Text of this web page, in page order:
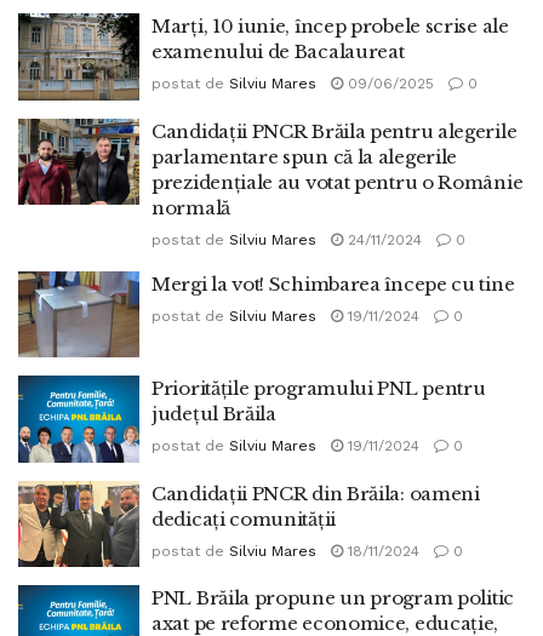
Marți, 10 iunie, încep probele scrise ale
examenului de Bacalaureat
postat de Silviu Mares 09/06/2025 0
Candidații PNCR Brăila pentru alegerile
parlamentare spun că la alegerile
prezidențiale au votat pentru o Românie
normală
postat de Silviu Mares 24/11/2024 0
Mergi la vot! Schimbarea începe cu tine
postat de Silviu Mares 19/11/2024 0
Prioritățile programului PNL pentru
județul Brăila
postat de Silviu Mares 19/11/2024 0
Candidații PNCR din Brăila: oameni
dedicați comunității
postat de Silviu Mares 18/11/2024 0
PNL Brăila propune un program politic
axat pe reforme economice, educație,